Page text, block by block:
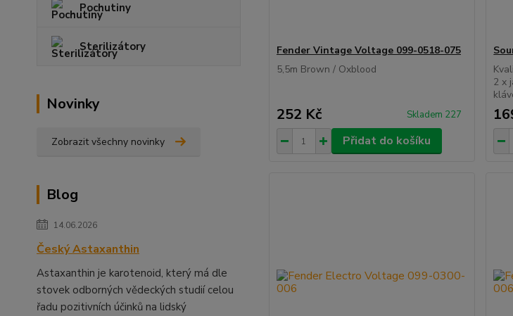
Pochutiny
Sterilizátory
Novinky
Zobrazit všechny novinky
Blog
14.06.2026
Český Astaxanthin
Astaxanthin je karotenoid, který má dle
stovek odborných vědeckých studií celou
řadu pozitivních účinků na lidský
Fender Vintage Voltage 099-0518-075
5,5m Brown / Oxblood
252 Kč Skladem 227
Přidat do košíku
2 x